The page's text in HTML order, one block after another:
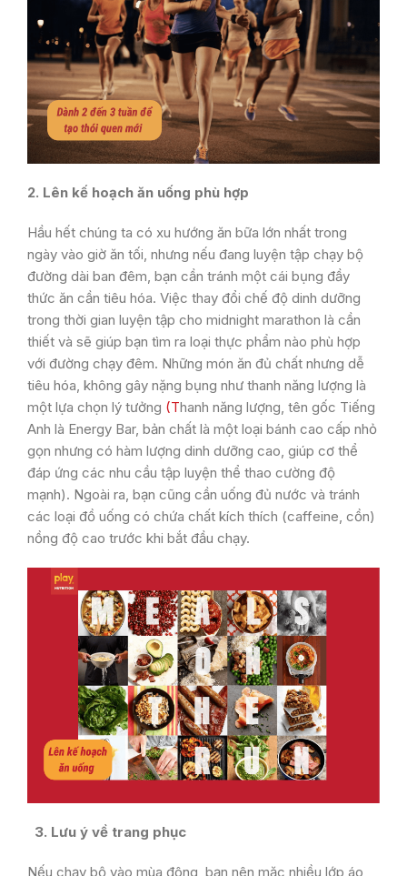
2. Lên kế hoạch ăn uống phù hợp
Hầu hết chúng ta có xu hướng ăn bữa lớn nhất trong
ngày vào giờ ăn tối, nhưng nếu đang luyện tập chạy bộ
đường dài ban đêm, bạn cần tránh một cái bụng đầy
thức ăn cần tiêu hóa. Việc thay đổi chế độ dinh dưỡng
trong thời gian luyện tập cho midnight marathon là cần
thiết và sẽ giúp bạn tìm ra loại thực phẩm nào phù hợp
với đường chạy đêm. Những món ăn đủ chất nhưng dễ
tiêu hóa, không gây nặng bụng như thanh năng lượng là
một lựa chọn lý tưởng (Thanh năng lượng, tên gốc Tiếng
Anh là Energy Bar, bản chất là một loại bánh cao cấp nhỏ
gọn nhưng có hàm lượng dinh dưỡng cao, giúp cơ thể
đáp ứng các nhu cầu tập luyện thể thao cường độ
mạnh). Ngoài ra, bạn cũng cần uống đủ nước và tránh
các loại đồ uống có chứa chất kích thích (caffeine, cồn)
nồng độ cao trước khi bắt đầu chạy.
3. Lưu ý về trang phục
Nếu chạy bộ vào mùa đông, bạn nên mặc nhiều lớp áo,